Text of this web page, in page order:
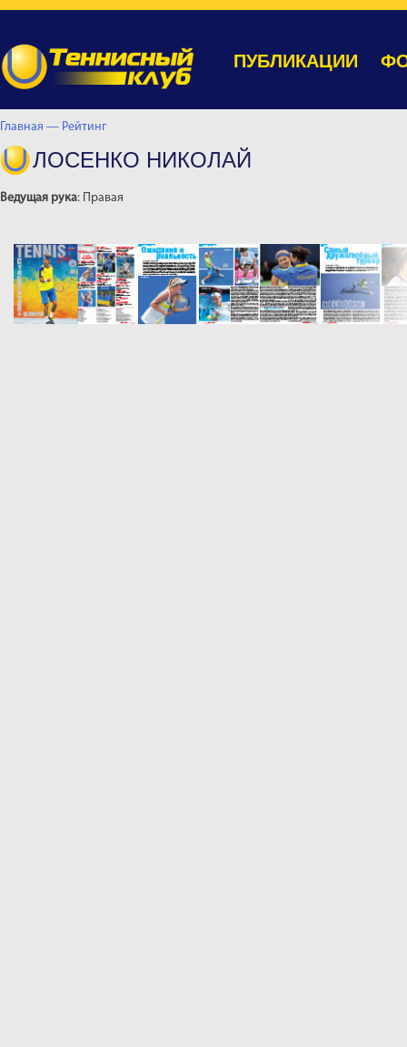
ПУБЛИКАЦИИ
Главная — Рейтинг
ЛОСЕНКО НИКОЛАЙ
Ведущая рука: Правая